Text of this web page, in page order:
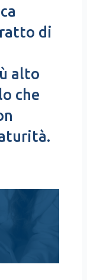
di
alto
che